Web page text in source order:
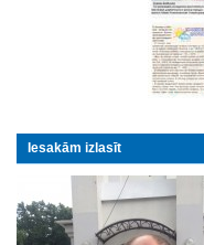
Iesakām izlasīt